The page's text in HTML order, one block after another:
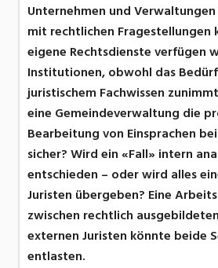
Unternehmen und
mit rechtlichen
eigene Rechtsdienste verfügen
Institutionen, obwohl das
juristischem Fachwissen
eine Gemeindeverwaltung die
Bearbeitung von Einsprachen
sicher? Wird ein «Fall» intern
entschieden – oder wird alles
Juristen übergeben? Eine
zwischen rechtlich
externen Juristen könnte beide
entlasten.